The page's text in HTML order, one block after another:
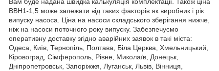
ВВН1-1,5 може залежати від таких факторів як виробник і рік
випуску насоса. Ціна на насоси складського зберігання нижче,
ніж на насоси поточного року випуску. Забезпечуємо
оперативну доставку згідно аварійних заявок в такі міста:
Одеса, Київ, Тернопіль, Полтава, Біла Церква, Хмельницький,
Кіровоград, Сімферополь, Рівне, Миколаїв, Донецьк,
Дніпропетровськ, Запоріжжя, Луганськ, Львів, Вінниця,